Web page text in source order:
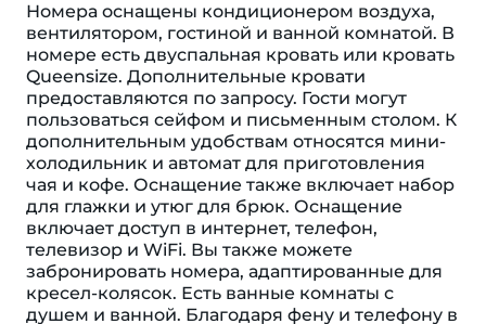
Номера оснащены кондиционером воздуха,
вентилятором, гостиной и ванной комнатой. В
номере есть двуспальная кровать или кровать
Queensize. Дополнительные кровати
предоставляются по запросу. Гости могут
пользоваться сейфом и письменным столом. К
дополнительным удобствам относятся мини-
холодильник и автомат для приготовления
чая и кофе. Оснащение также включает набор
для глажки и утюг для брюк. Оснащение
включает доступ в интернет, телефон,
телевизор и WiFi. Вы также можете
забронировать номера, адаптированные для
кресел-колясок. Есть ванные комнаты с
душем и ванной. Благодаря фену и телефону в